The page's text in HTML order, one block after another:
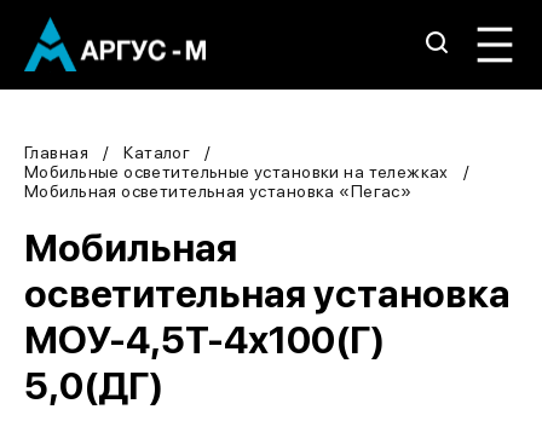
Главная
Каталог
Мобильные осветительные установки на тележках
Мобильная осветительная установка «Пегас»
Мобильная
осветительная установка
МОУ-4,5Т-4х100(Г)
5,0(ДГ)